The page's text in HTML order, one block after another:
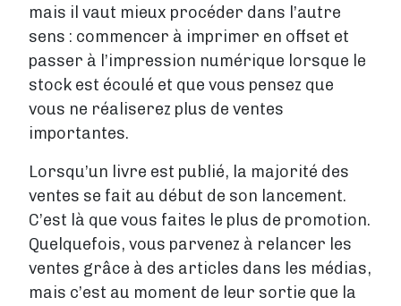
mais il vaut mieux procéder dans l’autre
sens : commencer à imprimer en offset et
passer à l’impression numérique lorsque le
stock est écoulé et que vous pensez que
vous ne réaliserez plus de ventes
importantes.
Lorsqu’un livre est publié, la majorité des
ventes se fait au début de son lancement.
C’est là que vous faites le plus de promotion.
Quelquefois, vous parvenez à relancer les
ventes grâce à des articles dans les médias,
mais c’est au moment de leur sortie que la